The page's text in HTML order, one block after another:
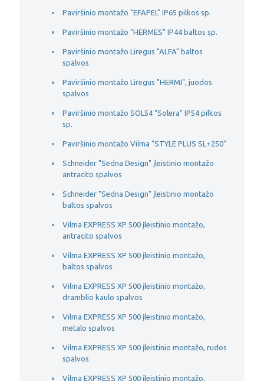
Paviršinio montažo "EFAPEL" IP65 pilkos sp.
Paviršinio montažo "HERMES" IP44 baltos sp.
Paviršinio montažo Liregus "ALFA" baltos
spalvos
Paviršinio montažo Liregus "HERMI", juodos
spalvos
Paviršinio montažo SOL54 "Solera" IP54 pilkos
sp.
Paviršinio montažo Vilma "STYLE PLUS SL+250"
Schneider "Sedna Design" įleistinio montažo
antracito spalvos
Schneider "Sedna Design" įleistinio montažo
baltos spalvos
Vilma EXPRESS XP 500 įleistinio montažo,
antracito spalvos
Vilma EXPRESS XP 500 įleistinio montažo,
baltos spalvos
Vilma EXPRESS XP 500 įleistinio montažo,
dramblio kaulo spalvos
Vilma EXPRESS XP 500 įleistinio montažo,
metalo spalvos
Vilma EXPRESS XP 500 įleistinio montažo, rudos
spalvos
Vilma EXPRESS XP 500 įleistinio montažo,